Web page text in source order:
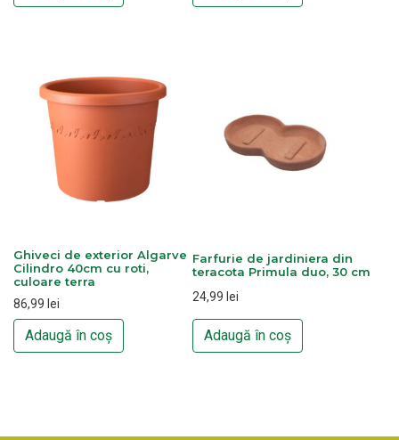
Ghiveci de exterior Algarve
Cilindro 40cm cu roti,
culoare terra
86,99 lei
Adaugă în coș
Farfurie de jardiniera din
teracota Primula duo, 30 cm
24,99 lei
Adaugă în coș